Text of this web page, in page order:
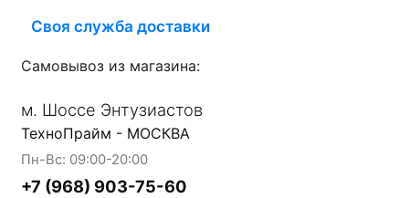
Своя служба доставки
Самовывоз из магазина:
м. Шоссе Энтузиастов
ТехноПрайм - МОСКВА
Пн-Вс: 09:00-20:00
+7 (968) 903-75-60